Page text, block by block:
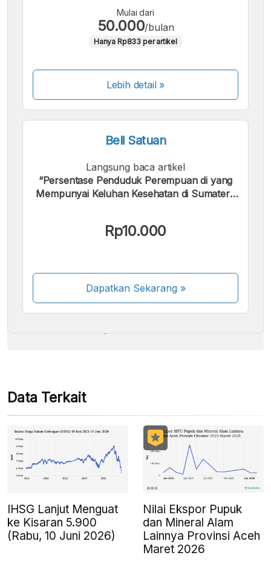
Mulai dari
50.000/bulan
Hanya Rp833 per artikel
Lebih detail »
Beli Satuan
Langsung baca artikel
“Persentase Penduduk Perempuan di yang
Mempunyai Keluhan Kesehatan di Sumatera
Rp10.000
Dapatkan Sekarang»
Kami menerima pembayaran berikut:
Beberapa metode pembayaran masih dalam
Data Terkait
IHSG Lanjut Menguat
ke Kisaran 5.900
(Rabu, 10 Juni 2026)
Nilai Ekspor Pupuk
dan Mineral Alam
Lainnya Provinsi Aceh
Maret 2026